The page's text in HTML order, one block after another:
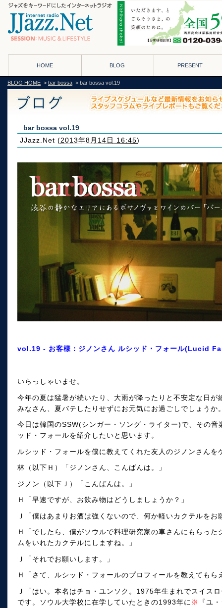
HOME BLOG PRESENT
BLOG HOME > bar bossa > bar bossa vol.19
bar bossa vol.19
JJazz.Net (2013年8月14日 16:45)
vol.19 - お客様：ジノンさん ルシッド・フォール(Lucid
いらっしゃいませ。
今年の夏は猛暑が続いたり、大雨が降ったりと不安定な日が
みなさん、夏バテしたりせずにお元気にお過ごしでしょうか
今日は韓国のSSW(シンガー・ソング・ライター)で、その
ッド・フォールを紹介したいと思います。
ルシッド・フォールを僕に教えてくれた友人のジノンさんを
林（以下Ｈ）「ジノンさん、こんばんは。」
ジノン（以下Ｊ）「こんばんは。」
Ｈ「早速ですが、お飲み物はどうしましょうか？」
Ｊ「僕はあまりお酒は強くないので、何か軽いカクテルをお
Ｈ「でしたら、僕がソウルで料理研究家の車さんにもらっ
ムをいれたカクテルにしますね。」
Ｊ「それでお願いします。」
Ｈ「さて、ルシッド・フォールのプロフィールを教えてもら
Ｊ「はい。本名はチョ・ユンソク。1975年生まれでスイス
です。ソウル大学校に在学していたときの1993年に ※
『ユ